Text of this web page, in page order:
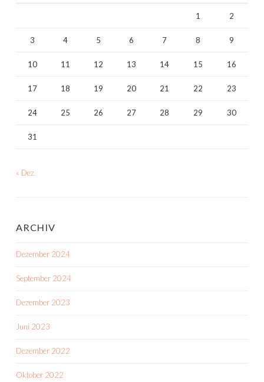
1 2
3 4 5 6 7 8 9
10 11 12 13 14 15 16
17 18 19 20 21 22 23
24 25 26 27 28 29 30
31
« Dez.
ARCHIV
Dezember 2024
September 2024
Dezember 2023
Juni 2023
Dezember 2022
Oktober 2022